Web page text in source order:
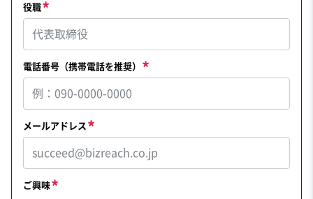
役職
電話番号（携帯電話を推奨）
メールアドレス
ご興味